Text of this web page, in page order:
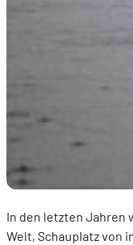
In den letzten Jahren
Welt, Schauplatz von